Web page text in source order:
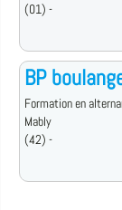
(01) -
BP
Formation en
Mably
(42) -